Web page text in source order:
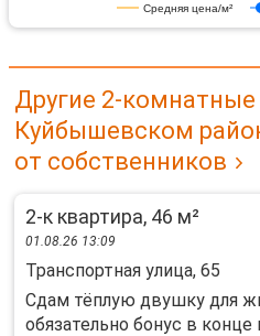
Средняя цена/м²
Другие 2-
Куйбышевском
от собственников
2-к квартира, 46 м²
01.08.26 13:09
Транспортная улица, 65
Сдам тёплую двушку для
обязательно бонус в